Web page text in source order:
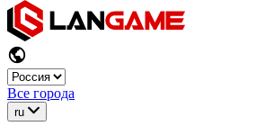
Все города
ru